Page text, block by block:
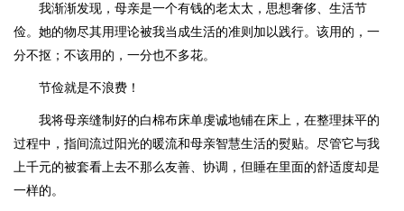
我渐渐发现，母亲是一个有钱的老太太，思想奢侈、生活节
俭。她的物尽其用理论被我当成生活的准则加以践行。该用的，一
分不抠；不该用的，一分也不多花。
节俭就是不浪费！
我将母亲缝制好的白棉布床单虔诚地铺在床上，在整理抹平的
过程中，指间流过阳光的暖流和母亲智慧生活的熨贴。尽管它与我
上千元的被套看上去不那么友善、协调，但睡在里面的舒适度却是
一样的。